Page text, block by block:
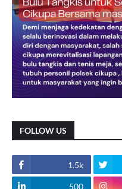
FOLLOW US
1.5k
500